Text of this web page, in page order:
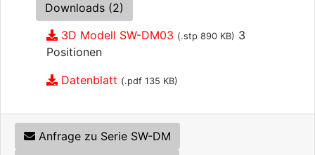
Downloads (2)
3D Modell SW-DM03 (.stp 890 KB) 3
Positionen
Datenblatt (.pdf 135 KB)
Anfrage zu Serie SW-DM